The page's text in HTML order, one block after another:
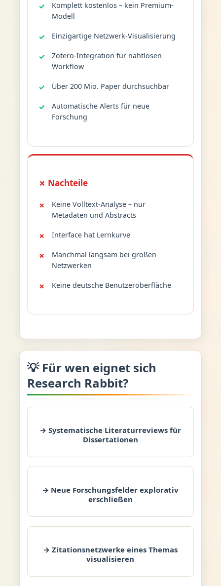
Komplett kostenlos – kein Premium-
Modell
Einzigartige Netzwerk-Visualisierung
Zotero-Integration für nahtlosen
Workflow
Über 200 Mio. Paper durchsuchbar
Automatische Alerts für neue
Forschung
✗ Nachteile
Keine Volltext-Analyse – nur
Metadaten und Abstracts
Interface hat Lernkurve
Manchmal langsam bei großen
Netzwerken
Keine deutsche Benutzeroberfläche
💡 Für wen eignet sich
Research Rabbit?
→ Systematische Literaturreviews für
Dissertationen
→ Neue Forschungsfelder explorativ
erschließen
→ Zitationsnetzwerke eines Themas
visualisieren